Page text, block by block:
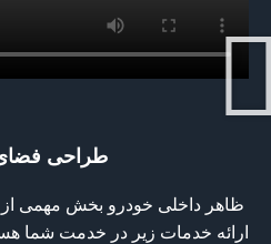
طراحی
ظاهر داخلی خودرو بخش مهمی از
ارائه خدمات زیر در خدمت شما